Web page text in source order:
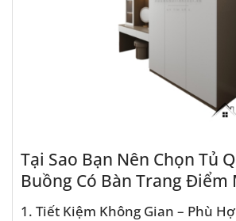
Tại Sao Bạn Nên Chọn Tủ
Buồng Có Bàn Trang Điểm
1. Tiết Kiệm Không Gian – Phù